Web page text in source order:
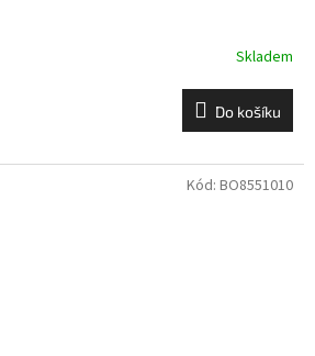
Skladem
Do košíku
Kód: BO8551010